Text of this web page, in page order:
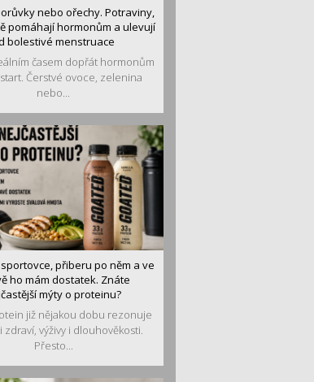
nebo ořechy. Potraviny,
pomáhají hormonům a ulevují
bolestivé menstruace
časem dopřát hormonům
Čerstvé ovoce, zelenina
nebo...
přiberu po něm a ve
ho mám dostatek. Znáte
mýty o proteinu?
již nějakou dobu rezonuje
zdraví, výživy i dlouhověkosti.
Přesto...